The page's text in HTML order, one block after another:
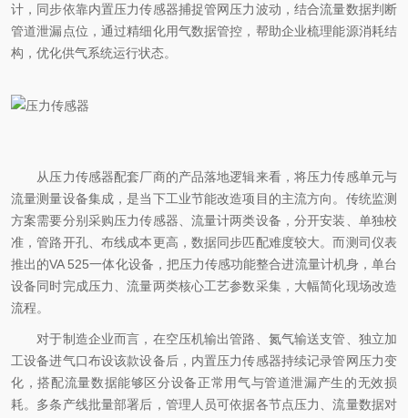
计，同步依靠内置压力传感器捕捉管网压力波动，结合流量数据判断
管道泄漏点位，通过精细化用气数据管控，帮助企业梳理能源消耗结
构，优化供气系统运行状态。
从压力传感器配套厂商的产品落地逻辑来看，将压力传感单元与
流量测量设备集成，是当下工业节能改造项目的主流方向。传统监测
方案需要分别采购压力传感器、流量计两类设备，分开安装、单独校
准，管路开孔、布线成本更高，数据同步匹配难度较大。而测司仪表
推出的VA 525一体化设备，把压力传感功能整合进流量计机身，单台
设备同时完成压力、流量两类核心工艺参数采集，大幅简化现场改造
流程。
对于制造企业而言，在空压机输出管路、氮气输送支管、独立加
工设备进气口布设该款设备后，内置压力传感器持续记录管网压力变
化，搭配流量数据能够区分设备正常用气与管道泄漏产生的无效损
耗。多条产线批量部署后，管理人员可依据各节点压力、流量数据对